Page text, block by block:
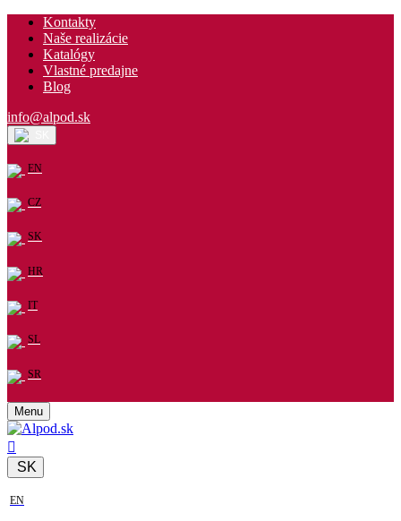
Kontakty
Naše realizácie
Katalógy
Vlastné predajne
Blog
info@alpod.sk
EN
CZ
SK
HR
IT
SL
SR
Menu
SK
EN